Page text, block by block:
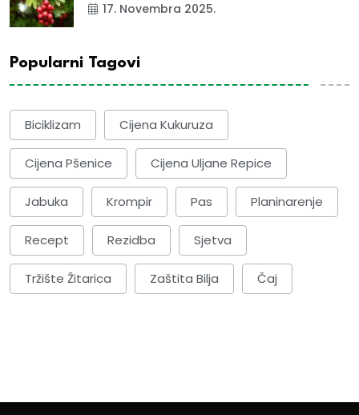
17. Novembra 2025.
Popularni Tagovi
Biciklizam Cijena Kukuruza
Cijena Pšenice Cijena Uljane Repice
Jabuka Krompir Pas Planinarenje
Recept Rezidba Sjetva
Tržište Žitarica Zaštita Bilja Čaj